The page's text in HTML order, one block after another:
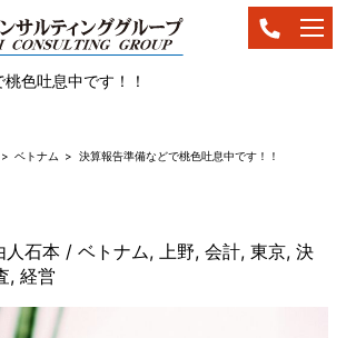
色吐息中です！！
ベトナム 決算報告準備などで桃色吐息中です！！
人石本 / ベトナム, 上野, 会計, 東京, 決
, 経営